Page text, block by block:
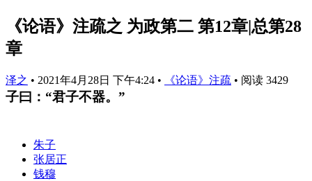
《论语》注疏之 为政第二 第12章|总第28
章
泽之 • 2021年4月28日 下午4:24 • 《论语》注疏 • 阅读 3429
子曰：“君子不器。”
朱子
张居正
钱穆